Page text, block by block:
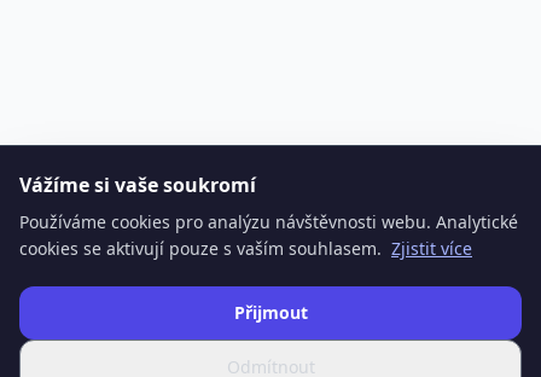
Vážíme si vaše soukromí
Používáme cookies pro analýzu návštěvnosti webu. Analytické
cookies se aktivují pouze s vaším souhlasem. Zjistit více
Odmítnout
Přijmout